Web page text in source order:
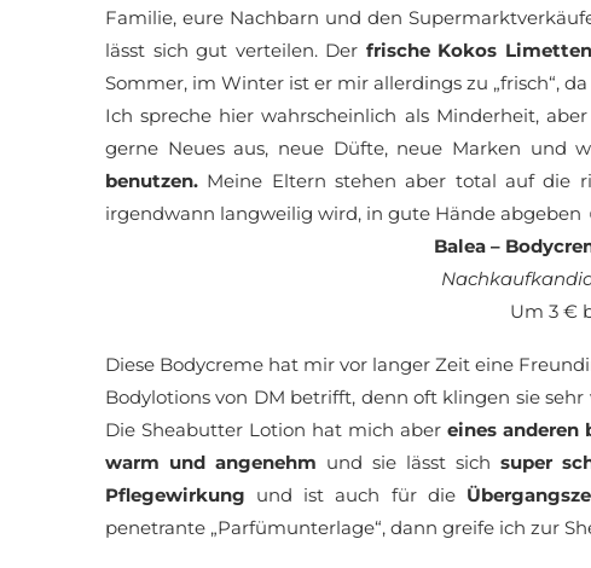
Familie, eure Nachbarn und den
lässt sich gut verteilen. Der frische Kokos
Sommer, im Winter ist er mir allerdings zu „frisch“,
Ich spreche hier wahrscheinlich als Minderheit,
gerne Neues aus, neue Düfte, neue Marken und
benutzen. Meine Eltern stehen aber total auf die
irgendwann langweilig wird, in gute Hände abgeben
Balea –
Um 3 €
Diese Bodycreme hat mir vor langer Zeit eine
Bodylotions von DM betrifft, denn oft klingen sie
Die Sheabutter Lotion hat mich aber eines anderen
warm und angenehm und sie lässt sich super
Pflegewirkung und ist auch für die
penetrante „Parfümunterlage“, dann greife ich zur